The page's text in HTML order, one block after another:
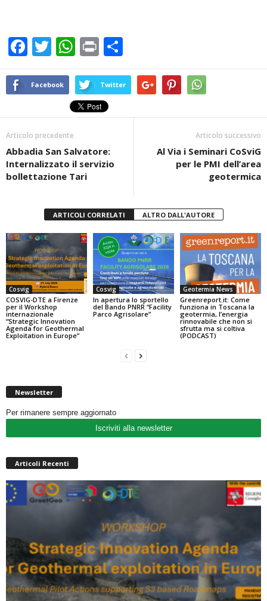
F
a
c
b
o
o
k
T
wi
tt
W
h
at
s
A
p
Pr
in
t
o
n
vi
Facebook Twitter
Articolo precedente
Abbadia San Salvatore:
Internalizzato il servizio
bollettazione Tari
Articolo successivo
Al Via i Seminari CoSviG
per le PMI dell’area
geotermica
ARTICOLI CORRELATI ALTRO DALL'AUTORE
Cosvig
COSVIG-DTE a Firenze
per il Workshop
internazionale
“Strategic Innovation
Agenda for Geothermal
Exploitation in Europe”
Cosvig
In apertura lo sportello
del Bando PNRR “Facility
Parco Agrisolare”
Geotermia News
Greenreport.it: Come
funziona in Toscana la
geotermia, l’energia
rinnovabile che non si
sfrutta ma si coltiva
(PODCAST)
Newsletter
Per rimanere sempre aggiornato
Iscriviti alla newsletter
Articoli Recenti